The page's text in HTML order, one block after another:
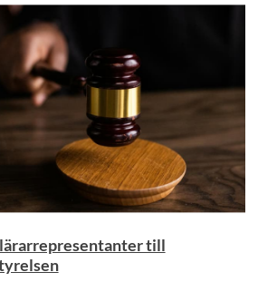
till